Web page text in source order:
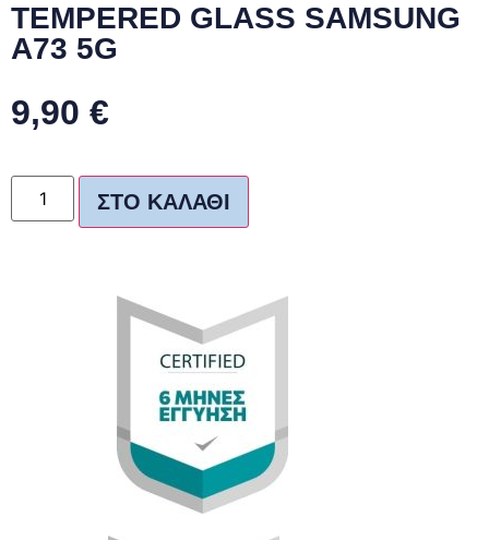
TEMPERED GLASS SAMSUNG
A73 5G
9,90 €
ΣΤΟ ΚΑΛΆΘΙ